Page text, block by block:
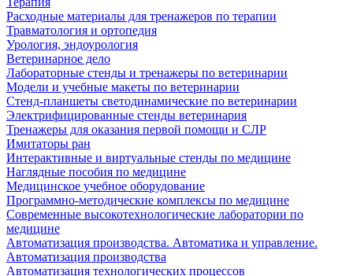
Расходные материалы для тренажеров по терапии
Травматология и ортопедия
Урология, эндоурология
Ветеринарное дело
Лабораторные стенды и тренажеры по ветеринарии
Модели и учебные макеты по ветеринарии
Стенд-планшеты светодинамические по ветеринарии
Электрифицированные стенды ветеринария
Тренажеры для оказания первой помощи и СЛР
Имитаторы ран
Интерактивные и виртуальные стенды по медицине
Наглядные пособия по медицине
Медицинское учебное оборудование
Программно-методические комплексы по медицине
Современные высокотехнологические лаборатории по
медицине
Автоматизация производства. Автоматика и управление.
Автоматизация производства
Автоматизация технологических процессов